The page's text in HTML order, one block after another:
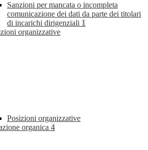
Sanzioni per mancata o incompleta
comunicazione dei dati da parte dei titolari
di incarichi dirigenziali 1
organizzative
Posizioni organizzative
organica 4